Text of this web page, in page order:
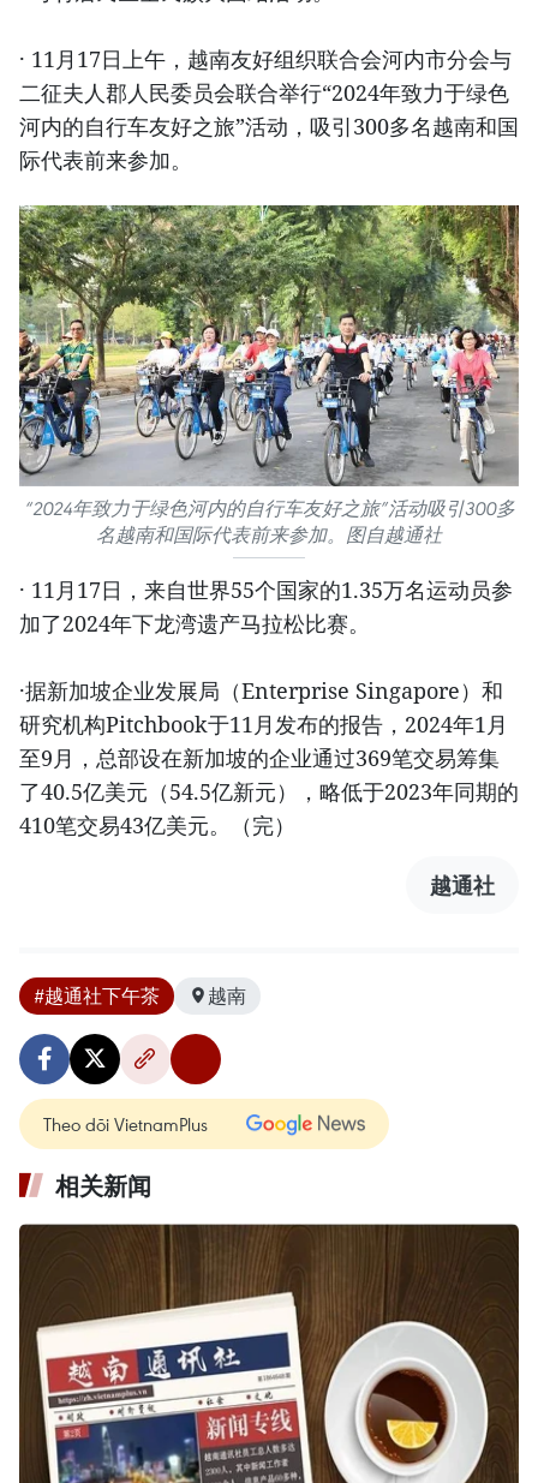
· 11月17日上午，越南友好组织联合会河内市分会与
二征夫人郡人民委员会联合举行“2024年致力于绿色
河内的自行车友好之旅”活动，吸引300多名越南和国
际代表前来参加。
“2024年致力于绿色河内的自行车友好之旅”活动吸引300多
名越南和国际代表前来参加。图自越通社
· 11月17日，来自世界55个国家的1.35万名运动员参
加了2024年下龙湾遗产马拉松比赛。
·据新加坡企业发展局（Enterprise Singapore）和
研究机构Pitchbook于11月发布的报告，2024年1月
至9月，总部设在新加坡的企业通过369笔交易筹集
了40.5亿美元（54.5亿新元），略低于2023年同期的
410笔交易43亿美元。（完）
越通社
#越通社下午茶 越南
Theo dõi VietnamPlus
相关新闻